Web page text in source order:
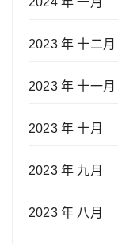
2023 年 十二月
2023 年 十一月
2023 年 十月
2023 年 九月
2023 年 八月